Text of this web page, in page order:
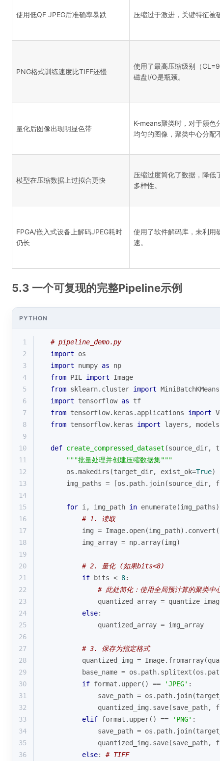
使用低QF JPEG后准确率暴跌 压缩过于激进，关键特征被
PNG格式训练速度比TIFF还慢
使用了最高压缩级别（
磁盘I/O是瓶颈。
量化后图像出现明显色带
K-means聚类时，对于颜色
均匀的图像，聚类中心分配
模型在压缩数据上过拟合更快
压缩过度简化了数据，降低
多样性。
FPGA/嵌入式设备上解码JPEG耗时
仍长
使用了软件解码库，未利用
速。
5.3 一个可复现的完整Pipeline示例
PYTHON
1
# pipeline_demo.py
2
import os
3
import numpy as np
4
from PIL import Image
5
from sklearn.cluster import MiniBatchKMeans
6
import tensorflow as tf
7
from tensorflow.keras.applications import
8
from tensorflow.keras import layers, models
9
10
def create_compressed_dataset (source_dir,
11
"""批量处理并创建压缩数据集"""
12
    os.makedirs(target_dir, exist_ok=
True)
13
img_paths = [os.path.join(source_dir,
14
15
for i, img_path in enumerate
16
# 1. 读取
17
        img = Image.
open(img_path).convert(
18
        img_array = np.array(img)
19
20
# 2. 量化 (如果bits<8)
21
if bits < 8:
22
# 此处简化：使用全局预计算的聚类中
23
quantized_array =
24
else:
25
            quantized_array = img_array
26
27
# 3. 保存为指定格式
28
quantized_img =
29
base_name =
30
if format .upper() == 'JPEG' :
31
save_path =
32
            quantized_img.save(save_path,
33
elif format .upper() == 'PNG' :
34
save_path =
35
            quantized_img.save(save_path,
36
else: # TIFF